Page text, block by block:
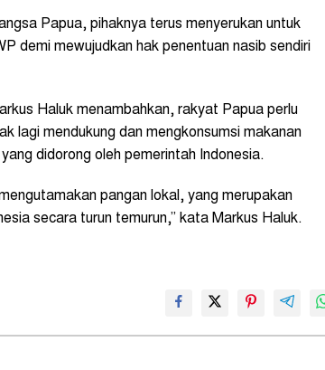
Papua, pihaknya terus menyerukan untuk
demi mewujudkan hak penentuan nasib sendiri
Haluk menambahkan, rakyat Papua perlu
lagi mendukung dan mengkonsumsi makanan
didorong oleh pemerintah Indonesia.
pangan lokal, yang merupakan
secara turun temurun,” kata Markus Haluk.